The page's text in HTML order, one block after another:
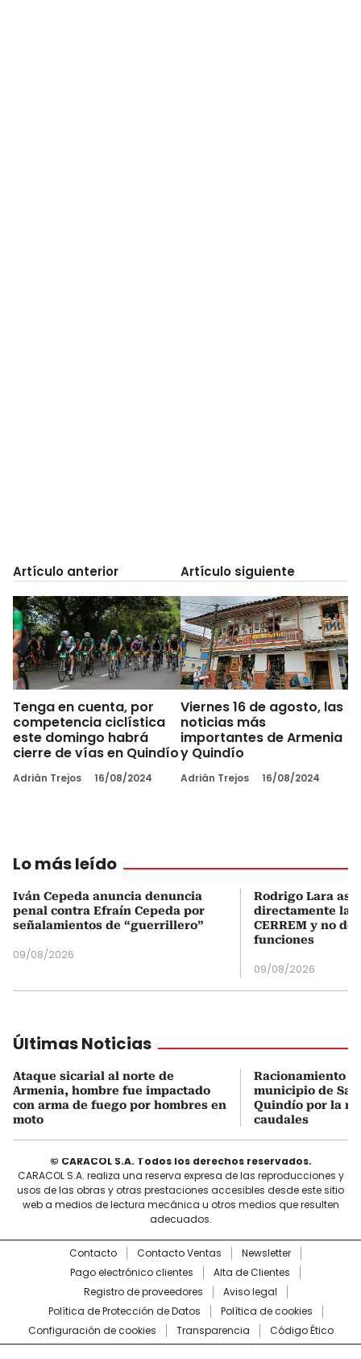
Artículo anterior
Tenga en cuenta, por
competencia ciclística
este domingo habrá
cierre de vías en Quindío
Adrián Trejos 16/08/2024
Artículo siguiente
Viernes 16 de agosto, las
noticias más
importantes de Armenia
y Quindío
Adrián Trejos 16/08/2024
Lo más leído
Iván Cepeda anuncia denuncia
penal contra Efraín Cepeda por
señalamientos de “guerrillero”
09/08/2026
Rodrigo Lara
directamente la
CERREM y no
funciones
09/08/2026
Últimas Noticias
Ataque sicarial al norte de
Armenia, hombre fue impactado
con arma de fuego por hombres en
moto
Racionamiento
municipio de
Quindío por la
caudales
© CARACOL S.A. Todos los derechos reservados.
CARACOL S.A. realiza una reserva expresa de las reproducciones y
usos de las obras y otras prestaciones accesibles desde este sitio
web a medios de lectura mecánica u otros medios que resulten
adecuados.
Contacto Contacto Ventas
Newsletter
Pago electrónico clientes
Alta de Clientes
Registro de proveedores
Aviso legal
Política de Protección de Datos
Política de cookies
Configuración de cookies
Transparencia Código Ético